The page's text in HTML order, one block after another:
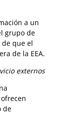
a un
grupo de
de que el
de la EEA.
externos
de